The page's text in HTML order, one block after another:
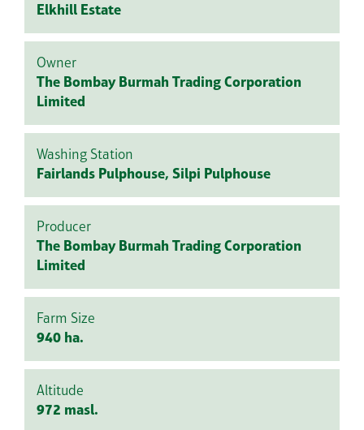
Elkhill Estate
Owner
The Bombay Burmah Trading Corporation
Limited
Washing Station
Fairlands Pulphouse, Silpi Pulphouse
Producer
The Bombay Burmah Trading Corporation
Limited
Farm Size
940 ha.
Altitude
972 masl.